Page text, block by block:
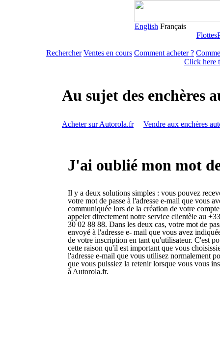
English Français
Flottes
Rechercher Ventes en cours Comment acheter ?
Click here
Au sujet des enchères
Acheter sur Autorola.fr Vendre aux enchères
J'ai oublié mon mot
Il y a deux solutions simples : vous pouvez
votre mot de passe à l'adresse e-mail que vous
communiquée lors de la création de votre
appeler directement notre service clientèle au
30 02 88 88. Dans les deux cas, votre mot de
envoyé à l'adresse e- mail que vous avez
de votre inscription en tant qu'utilisateur. C'est
cette raison qu'il est important que vous
l'adresse e-mail que vous utilisez normalement
que vous puissiez la retenir lorsque vous vous
à Autorola.fr.